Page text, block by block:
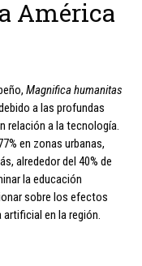
América
Magnifica humanitas
a las profundas
relación a la tecnología.
en zonas urbanas,
alrededor del 40% de
la educación
sobre los efectos
en la región.